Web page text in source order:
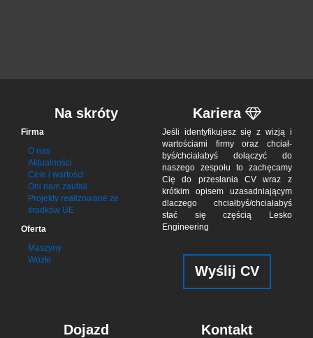
Na skróty
Firma
O nas
Aktualności
Cele i wartości
Oni nam zaufali
Projekty realizowane ze
środków UE
Oferta
Maszyny
Wózki
Kariera
Jeśli iden­tyfi­ku­jesz się z wizją i
war­to­ściami firmy oraz chciał­
byś/chciał­abyś dołą­czyć do
naszego zes­połu to zachę­camy
Cię do przes­łania CV wraz z
krótkim opisem uzasad­niającym
dla­czego chciał­byś/chciała­byś
stać się czę­ścią Lesko
Engineering
Wyślij CV
Dojazd Kontakt